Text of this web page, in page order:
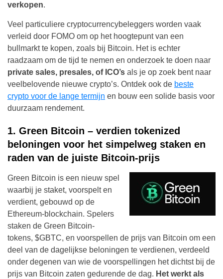
verkopen.
Veel particuliere cryptocurrencybeleggers worden vaak
verleid door FOMO om op het hoogtepunt van een
bullmarkt te kopen, zoals bij Bitcoin. Het is echter
raadzaam om de tijd te nemen en onderzoek te doen naar
private sales, presales, of ICO’s als je op zoek bent naar
veelbelovende nieuwe crypto’s. Ontdek ook de beste
crypto voor de lange termijn en bouw een solide basis voor
duurzaam rendement.
1. Green Bitcoin – verdien tokenized
beloningen voor het simpelweg staken en
raden van de juiste Bitcoin-prijs
Green Bitcoin is een nieuw spel
waarbij je staket, voorspelt en
verdient, gebouwd op de
Ethereum-blockchain. Spelers
staken de Green Bitcoin-
tokens, $GBTC, en voorspellen de prijs van Bitcoin om een
deel van de dagelijkse beloningen te verdienen, verdeeld
onder degenen van wie de voorspellingen het dichtst bij de
prijs van Bitcoin zaten gedurende de dag. Het werkt als